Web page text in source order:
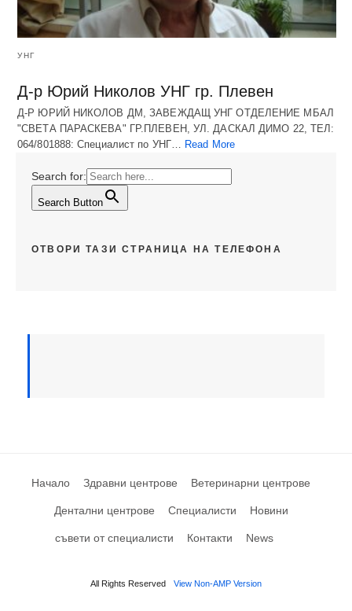
УНГ
Д-р Юрий Николов УНГ гр. Плевен
Д-Р ЮРИЙ НИКОЛОВ ДМ, ЗАВЕЖДАЩ УНГ ОТДЕЛЕНИЕ МБАЛ
"СВЕТА ПАРАСКЕВА" ГР.ПЛЕВЕН, УЛ. ДАСКАЛ ДИМО 22, ТЕЛ:
064/801888: Специалист по УНГ… Read More
Search for:
Search Button
ОТВОРИ ТАЗИ СТРАНИЦА НА ТЕЛЕФОНА
Начало Здравни центрове Ветеринарни центрове
Дентални центрове Специалисти Новини
съвети от специалисти Контакти News
All Rights Reserved View Non-AMP Version